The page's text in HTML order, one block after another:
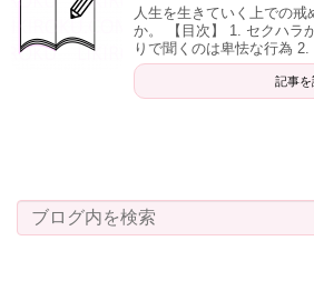
人生を生きていく上での戒
か。 【目次】 1. セクハラ
りで聞くのは卑怯な行為 2.
記事を